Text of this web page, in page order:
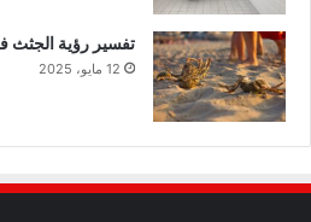
تفسير رؤية الجثث
12 مايو، 2025